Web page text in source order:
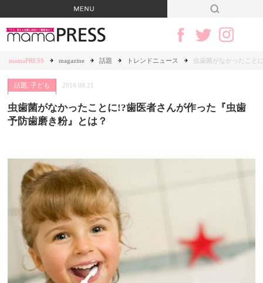
mamaPRESS magazine 話題 トレンドニュース 虫歯菌がなかったこと
話題 ,子ども 2016.08.21
虫歯菌がなかったことに!?歯医者さんが作った『虫歯
予防歯磨き粉』とは？